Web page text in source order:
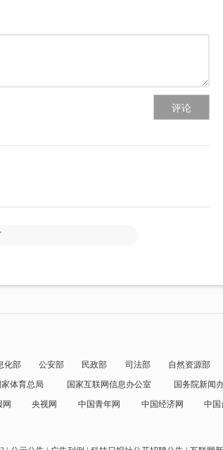
评论
化部 公安部 民政部 司法部 自然资源部
家体育总局 国家互联网信息办公室 国务院新闻
网 央视网 中国青年网 中国经济网 中国